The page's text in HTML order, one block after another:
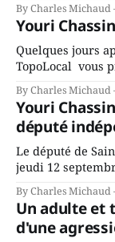
fait l’annonce en
rassemblés en
By Charles Michaud
Youri
Quelques jours
TopoLocal vous
depuis
ans? Joindrait-il
conservateurs
By Charles Michaud
Youri
député
Le député de
jeudi 12
gouvernement
juge chronique,
By Charles Michaud
Un adulte et
d'une